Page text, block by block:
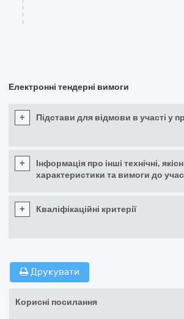
Електронні тендерні вимоги
+ Підстави для відмови в участі у
+
Інформація про інші технічні,
характеристики та вимоги до
+ Кваліфікаційні критерії
Друкувати
Корисні посилання